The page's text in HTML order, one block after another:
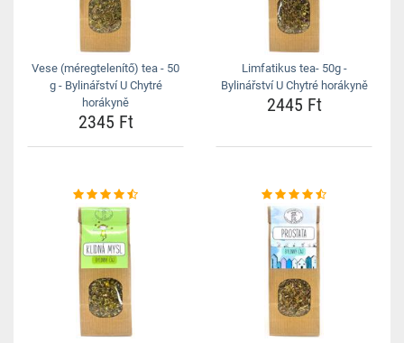
Vese (méregtelenítő) tea - 50
g - Bylinářství U Chytré
horákyně
2345 Ft
Limfatikus tea- 50g -
Bylinářství U Chytré horákyně
2445 Ft